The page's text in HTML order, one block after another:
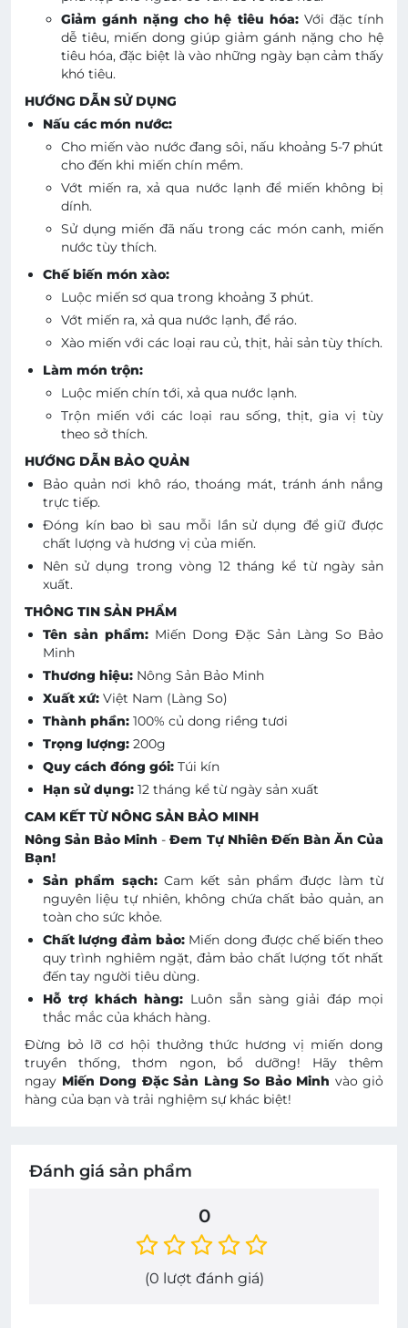
Giảm gánh nặng cho hệ tiêu hóa: Với đặc tính
dễ tiêu, miến dong giúp giảm gánh nặng cho hệ
tiêu hóa, đặc biệt là vào những ngày bạn cảm thấy
khó tiêu.
HƯỚNG DẪN SỬ DỤNG
Nấu các món nước:
Cho miến vào nước đang sôi, nấu khoảng 5-7 phút
cho đến khi miến chín mềm.
Vớt miến ra, xả qua nước lạnh để miến không bị
dính.
Sử dụng miến đã nấu trong các món canh, miến
nước tùy thích.
Chế biến món xào:
Luộc miến sơ qua trong khoảng 3 phút.
Vớt miến ra, xả qua nước lạnh, để ráo.
Xào miến với các loại rau củ, thịt, hải sản tùy thích.
Làm món trộn:
Luộc miến chín tới, xả qua nước lạnh.
Trộn miến với các loại rau sống, thịt, gia vị tùy
theo sở thích.
HƯỚNG DẪN BẢO QUẢN
Bảo quản nơi khô ráo, thoáng mát, tránh ánh nắng
trực tiếp.
Đóng kín bao bì sau mỗi lần sử dụng để giữ được
chất lượng và hương vị của miến.
Nên sử dụng trong vòng 12 tháng kể từ ngày sản
xuất.
THÔNG TIN SẢN PHẨM
Tên sản phẩm: Miến Dong Đặc Sản Làng So Bảo
Minh
Thương hiệu: Nông Sản Bảo Minh
Xuất xứ: Việt Nam (Làng So)
Thành phần: 100% củ dong riềng tươi
Trọng lượng: 200g
Quy cách đóng gói: Túi kín
Hạn sử dụng: 12 tháng kể từ ngày sản xuất
CAM KẾT TỪ NÔNG SẢN BẢO MINH
Nông Sản Bảo Minh - Đem Tự Nhiên Đến Bàn Ăn Của
Bạn!
Sản phẩm sạch: Cam kết sản phẩm được làm từ
nguyên liệu tự nhiên, không chứa chất bảo quản, an
toàn cho sức khỏe.
Chất lượng đảm bảo: Miến dong được chế biến theo
quy trình nghiêm ngặt, đảm bảo chất lượng tốt nhất
đến tay người tiêu dùng.
Hỗ trợ khách hàng: Luôn sẵn sàng giải đáp mọi
thắc mắc của khách hàng.
Đừng bỏ lỡ cơ hội thưởng thức hương vị miến dong
truyền thống, thơm ngon, bổ dưỡng! Hãy thêm
ngay Miến Dong Đặc Sản Làng So Bảo Minh vào giỏ
hàng của bạn và trải nghiệm sự khác biệt!
Đánh giá sản phẩm
0
(0 lượt đánh giá)